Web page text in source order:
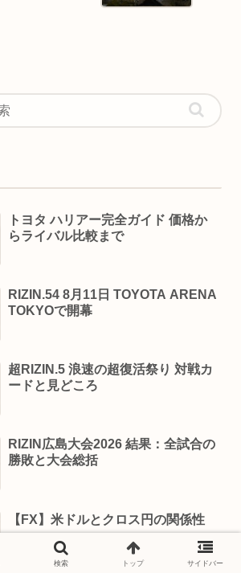
トヨタ ハリアー完全ガイド 価格か
らライバル比較まで
RIZIN.54 8月11日 TOYOTA ARENA
TOKYOで開幕
超RIZIN.5 浪速の超復活祭り 対戦カ
ードと見どころ
RIZIN広島大会2026 結果：全試合の
勝敗と大会総括
【FX】米ドルとクロス円の関係性
検索 トップ サイドバー